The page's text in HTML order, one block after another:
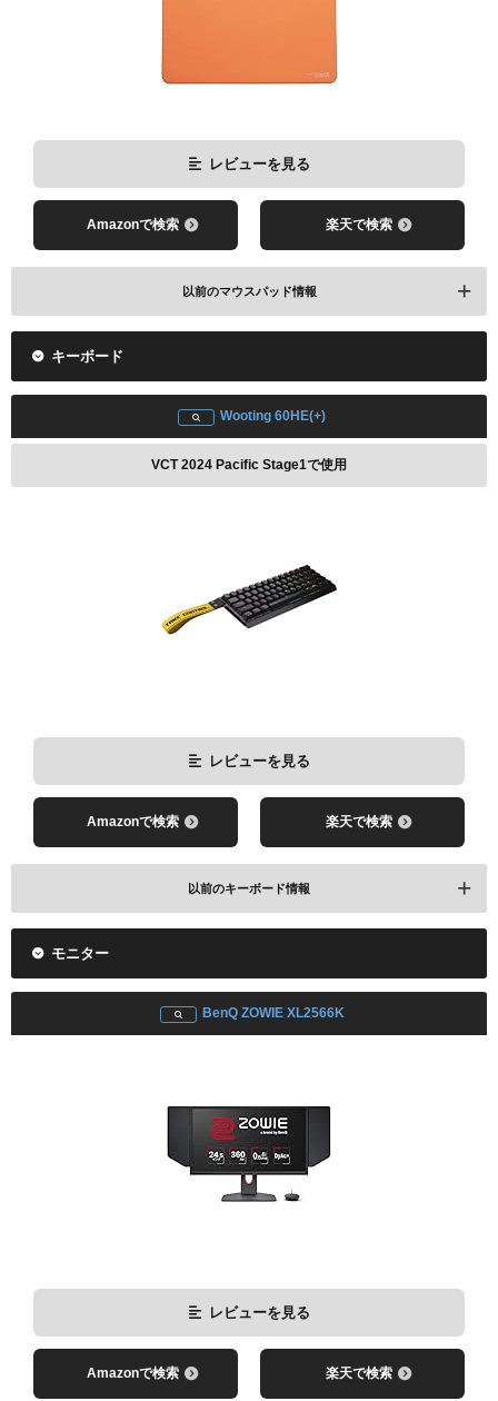
レビューを見る
Amazonで検索 楽天で検索
Razer Viper V2 Pro
レビューを見る
楽天で検索
レビューを見る
Amazonで検索 楽天で検索
以前のマウスパッド情報
レビューを見る
ARTISAN NINJA FX Hayate Otsu
レビューを見る
Amazonで検索 楽天で検索
ARTISAN NINJA FX Zero
キーボード
Wooting 60HE(+)
VCT 2024 Pacific Stage1で使用
レビューを見る
Amazonで検索 楽天で検索
以前のキーボード情報
レビューを見る
Amazonで検索 楽天で検索
モニター
BenQ ZOWIE XL2566K
レビューを見る
Amazonで検索 楽天で検索